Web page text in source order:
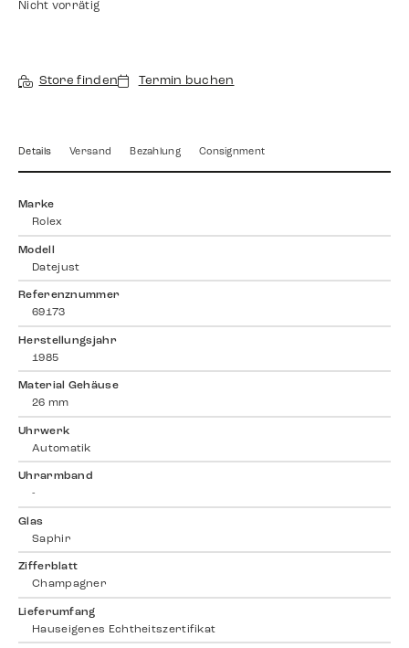
Nicht vorrätig
Store finden Termin buchen
Details Versand Bezahlung Consignment
Marke
Rolex
Modell
Datejust
Referenznummer
69173
Herstellungsjahr
1985
Material Gehäuse
26 mm
Uhrwerk
Automatik
Uhrarmband
-
Glas
Saphir
Zifferblatt
Champagner
Lieferumfang
Hauseigenes Echtheitszertifikat